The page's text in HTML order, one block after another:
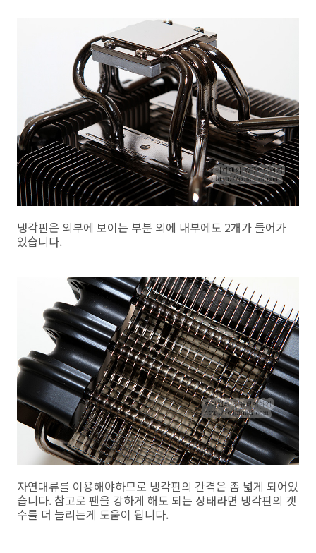
냉각핀은 외부에 보이는 부분 외에 내부에도 2개가 들어가
있습니다.
자연대류를 이용해야하므로 냉각핀의 간격은 좀 넓게 되어있
습니다. 참고로 팬을 강하게 해도 되는 상태라면 냉각핀의 갯
수를 더 늘리는게 도움이 됩니다.